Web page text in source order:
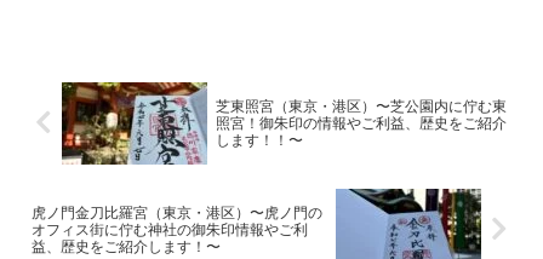
芝東照宮（東京・港区）〜芝公園内に佇む東
照宮！御朱印の情報やご利益、歴史をご紹介
します！！〜
虎ノ門金刀比羅宮（東京・港区）〜虎ノ門の
オフィス街に佇む神社の御朱印情報やご利
益、歴史をご紹介します！〜